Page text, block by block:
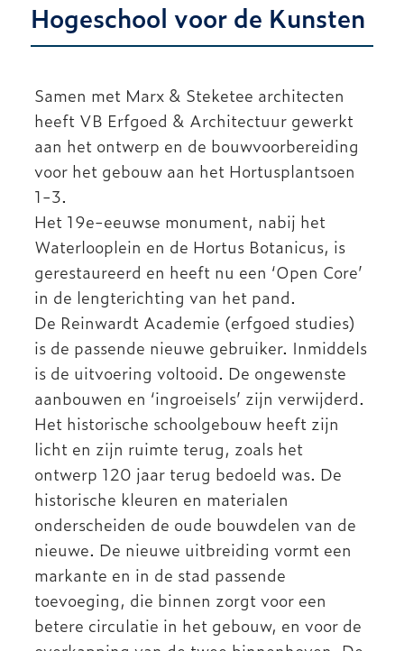
NIEUWS
ARCHIEF
Hogeschool voor de Kunsten
Samen met Marx & Steketee architecten
heeft VB Erfgoed & Architectuur gewerkt
aan het ontwerp en de bouwvoorbereiding
voor het gebouw aan het Hortusplantsoen
1-3.
Het 19e-eeuwse monument, nabij het
Waterlooplein en de Hortus Botanicus, is
gerestaureerd en heeft nu een ‘Open Core’
in de lengterichting van het pand.
De Reinwardt Academie (erfgoed studies)
is de passende nieuwe gebruiker. Inmiddels
is de uitvoering voltooid. De ongewenste
aanbouwen en ‘ingroeisels’ zijn verwijderd.
Het historische schoolgebouw heeft zijn
licht en zijn ruimte terug, zoals het
ontwerp 120 jaar terug bedoeld was. De
historische kleuren en materialen
onderscheiden de oude bouwdelen van de
nieuwe. De nieuwe uitbreiding vormt een
markante en in de stad passende
toevoeging, die binnen zorgt voor een
betere circulatie in het gebouw, en voor de